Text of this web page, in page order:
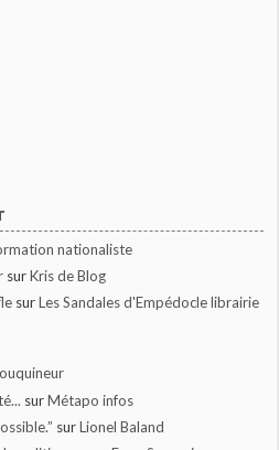
nationaliste
surKris de Blog
surLes Sandales d'Empédocle librairie
surMétapo infos
surLionel Baland